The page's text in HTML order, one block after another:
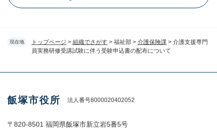
現在地 トップページ > 組織でさがす > 福祉部 > 介護保険課 > 介護支援専門
員実務研修受講試験に伴う受験申込書の配布について
飯塚市役所 法人番号8000020402052
〒820-8501 福岡県飯塚市新立岩5番5号